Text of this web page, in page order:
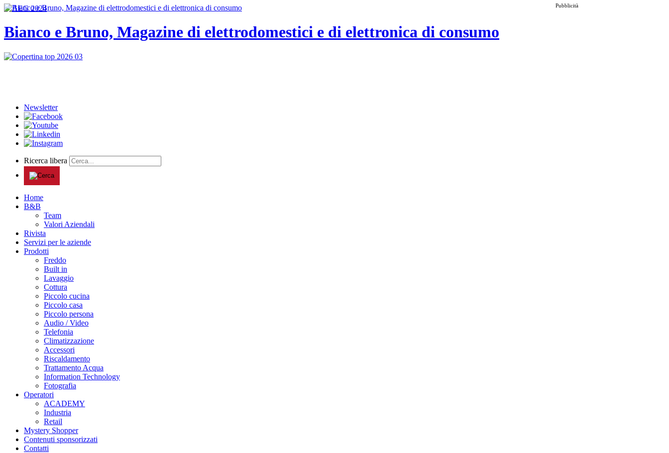
Pubblicità
Bianco e Bruno, Magazine di elettrodomestici e di elettronica di consumo
Newsletter
Ricerca libera
Home
B&B
Team
Valori Aziendali
Rivista
Servizi per le aziende
Prodotti
Freddo
Built in
Lavaggio
Cottura
Piccolo cucina
Piccolo casa
Piccolo persona
Audio / Video
Telefonia
Climatizzazione
Accessori
Riscaldamento
Trattamento Acqua
Information Technology
Fotografia
Operatori
ACADEMY
Industria
Retail
Mystery Shopper
Contenuti sponsorizzati
Contatti